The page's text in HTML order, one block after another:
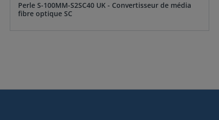
Perle S-100MM-S2SC40 UK - Convertisseur de média
fibre optique SC